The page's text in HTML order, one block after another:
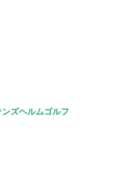
ズヘルムゴルフ